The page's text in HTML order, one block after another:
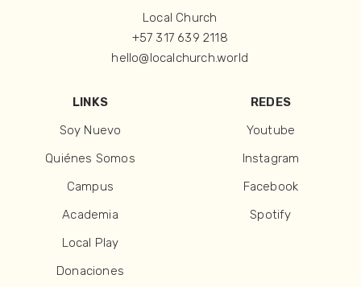
Local Church
+57 317 639 2118
hello@localchurch.world
LINKS
Soy Nuevo
Quiénes Somos
Campus
Academia
Local Play
Donaciones
REDES
Youtube
Instagram
Facebook
Spotify